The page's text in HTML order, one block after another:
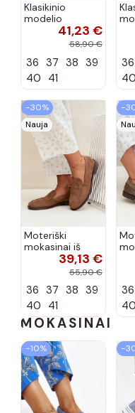
Klasikinio
modelio
aukštakulniai
šokolado
spalvos Nesha
41,23 €
58,90 €
36 37 38 39
40 41
36
40
−30%
Nauja
Moteriški
mokasinai iš
dirbtinės
zomšos, rudos
39,13 €
55,90 €
36 37 38 39
40 41
36
40
MOKASINAI
−10%